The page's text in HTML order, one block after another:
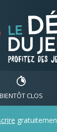
BIENTÔT CLOS